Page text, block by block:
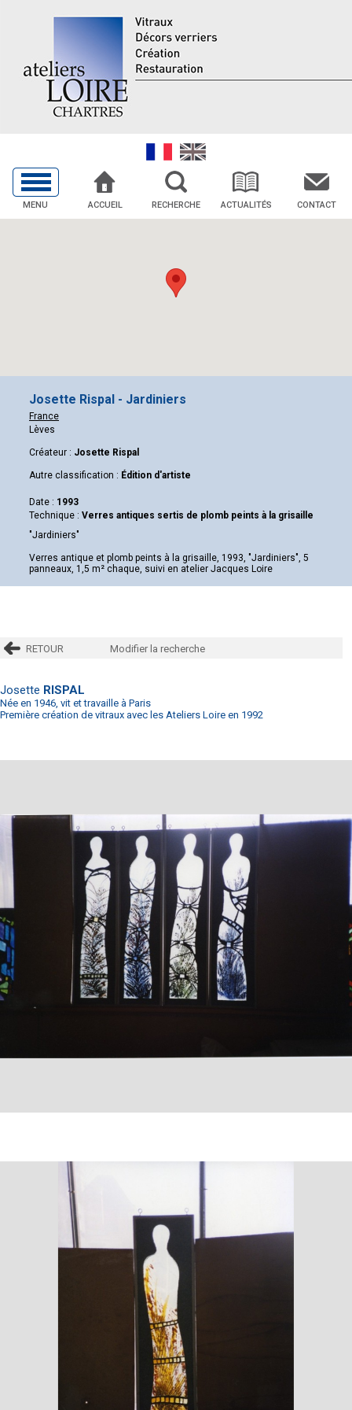
MENU ACCUEIL RECHERCHE ACTUALITÉS CONTACT
Josette Rispal - Jardiniers
France
Lèves
Créateur : Josette Rispal
Autre classification : Édition d'artiste
Date : 1993
Technique : Verres antiques sertis de plomb peints à la grisaille
"Jardiniers"
Verres antique et plomb peints à la grisaille, 1993, "Jardiniers", 5
panneaux, 1,5 m² chaque, suivi en atelier Jacques Loire
RETOUR Modifier la recherche
Josette RISPAL
Née en 1946, vit et travaille à Paris
Première création de vitraux avec les Ateliers Loire en 1992